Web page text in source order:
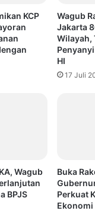
KCP
Wagub
Jakarta
Wilayah,
HI
17 Juli
Wagub
BPJS
Buka
Perkuat